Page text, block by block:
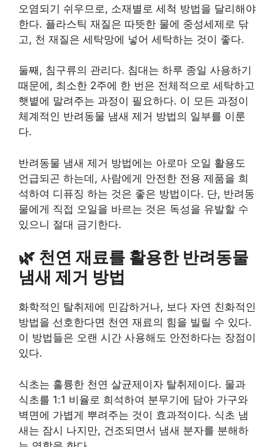
오염되기 쉬우므로, 소재별로 세척 방법을 달리해야
한다. 플라스틱 재질은 따뜻한 물에 중성세제로 닦
고, 천 재질은 세탁망에 넣어 세탁하는 것이 좋다.
둘째, 침구류의 관리다. 침대는 하루 종일 사용하기
때문에, 최소한 2주에 한 번은 전체적으로 세탁하고
햇볕에 말려주는 과정이 필요하다. 이 모든 과정이
체계적인 반려동물 냄새 제거 방법의 일부를 이룬
다.
반려동물 냄새 제거 방법에는 아로마 오일 활용도
언급되곤 하는데, 사람에게 안전한 전용 제품을 희
석하여 디퓨징 하는 것은 좋은 방법이다. 단, 반려동
물에게 직접 오일을 바르는 것은 독성을 유발할 수
있으니 절대 금기한다.
🌿 천연 재료를 활용한 반려동물
냄새 제거 방법
화학적인 탈취제에 민감하거나, 보다 자연 친화적인
방법을 선호한다면 천연 재료의 힘을 빌릴 수 있다.
이 방법들은 오랜 시간 사용해도 안전하다는 장점이
있다.
식초는 훌륭한 천연 살균제이자 탈취제이다. 물과
식초를 1:1 비율로 희석하여 분무기에 담아 가구와
벽면에 가볍게 뿌려주는 것이 효과적이다. 식초 냄
새는 잠시 나지만, 건조되면서 냄새 분자를 분해하